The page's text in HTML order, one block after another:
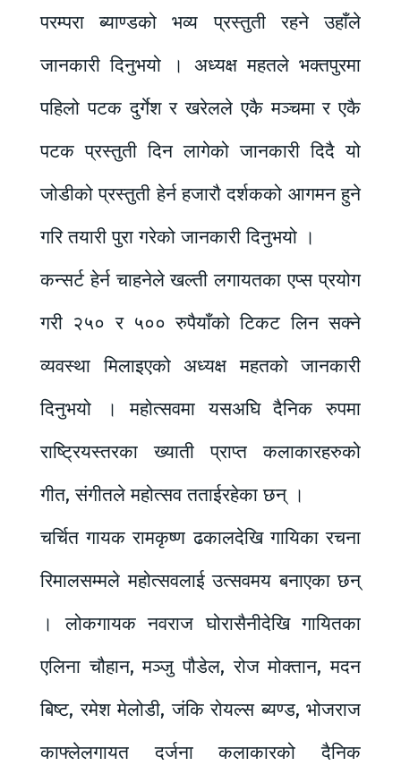
परम्परा ब्याण्डको भव्य प्रस्तुती रहने उहाँले
जानकारी दिनुभयो । अध्यक्ष महतले भक्तपुरमा
पहिलो पटक दुर्गेश र खरेलले एकै मञ्चमा र एकै
पटक प्रस्तुती दिन लागेको जानकारी दिदै यो
जोडीको प्रस्तुती हेर्न हजारौ दर्शकको आगमन हुने
गरि तयारी पुरा गरेको जानकारी दिनुभयो ।
कन्सर्ट हेर्न चाहनेले खल्ती लगायतका एप्स प्रयोग
गरी २५० र ५०० रुपैयाँको टिकट लिन सक्ने
व्यवस्था मिलाइएको अध्यक्ष महतको जानकारी
दिनुभयो । महोत्सवमा यसअघि दैनिक रुपमा
राष्ट्रियस्तरका ख्याती प्राप्त कलाकारहरुको
गीत, संगीतले महोत्सव तताईरहेका छन् ।
चर्चित गायक रामकृष्ण ढकालदेखि गायिका रचना
रिमालसम्मले महोत्सवलाई उत्सवमय बनाएका छन्
। लोकगायक नवराज घोरासैनीदेखि गायितका
एलिना चौहान, मञ्जु पौडेल, रोज मोक्तान, मदन
बिष्ट, रमेश मेलोडी, जंकि रोयल्स ब्यण्ड, भोजराज
काफ्लेलगायत दर्जना कलाकारको दैनिक